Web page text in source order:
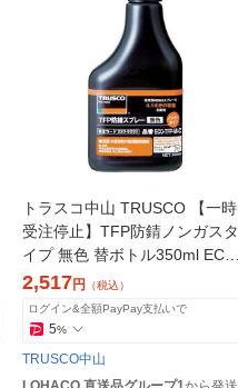
トラスコ中山 TRUSCO 【一時
受注停止】TFP防錆ノンガスタ
イプ 無色 替ボトル350ml ECO-
TFP-M-C 1本（直送品）
2,517円 （税込）
ログイン&全額PayPay支払いで
5%
TRUSCO中山